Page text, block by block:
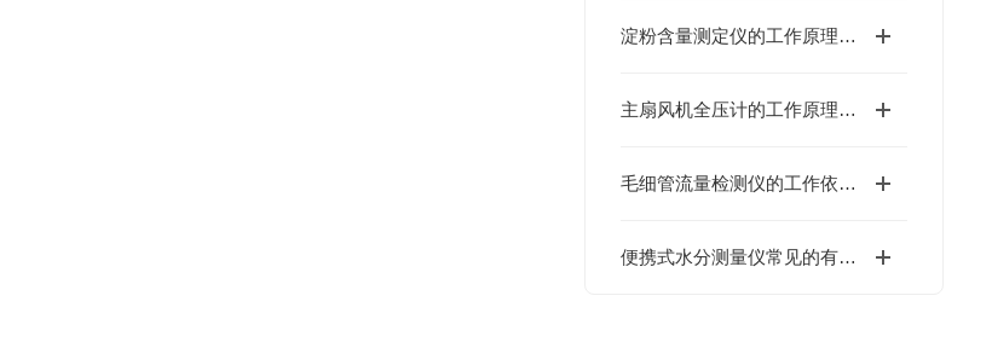
淀粉含量测定仪的工作原理与性能优势值得深入探讨
主扇风机全压计的工作原理基于流体力学中的伯努利方程
毛细管流量检测仪的工作依据是什么？
便携式水分测量仪常见的有卡尔·费休法和红外法两种